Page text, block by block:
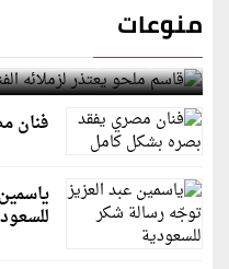
منوعات
قاسم ملحو يعتذر لزملائه
فنان